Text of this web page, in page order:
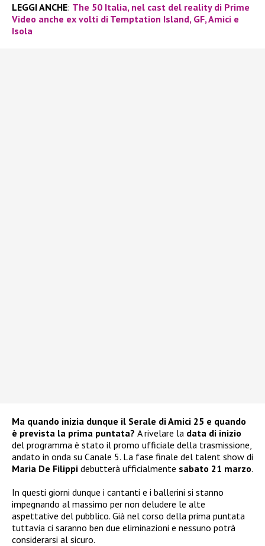
LEGGI ANCHE: The 50 Italia, nel cast del reality di Prime
Video anche ex volti di Temptation Island, GF, Amici e
Isola
Ma quando inizia dunque il Serale di Amici 25 e quando
è prevista la prima puntata? A rivelare la data di inizio
del programma è stato il promo ufficiale della trasmissione,
andato in onda su Canale 5. La fase finale del talent show di
Maria De Filippi debutterà ufficialmente sabato 21 marzo.
In questi giorni dunque i cantanti e i ballerini si stanno
impegnando al massimo per non deludere le alte
aspettative del pubblico. Già nel corso della prima puntata
tuttavia ci saranno ben due eliminazioni e nessuno potrà
considerarsi al sicuro.